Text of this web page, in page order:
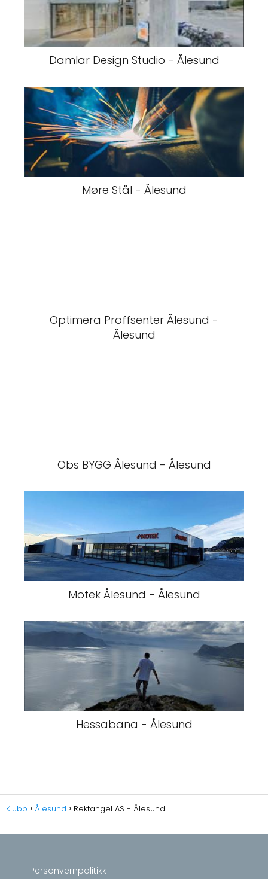
Damlar Design Studio - Ålesund
Møre Stål - Ålesund
Optimera Proffsenter Ålesund -
Ålesund
Obs BYGG Ålesund - Ålesund
Motek Ålesund - Ålesund
Hessabana - Ålesund
Klubb Ålesund Rektangel AS - Ålesund
Personvernpolitikk